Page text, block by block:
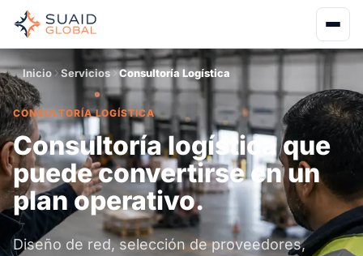
Inicio Servicios Consultoría Logística
CONSULTORÍA LOGÍSTICA
Consultoría logística que
puede convertirse en un
plan operativo.
Diseño de red, selección de proveedores,